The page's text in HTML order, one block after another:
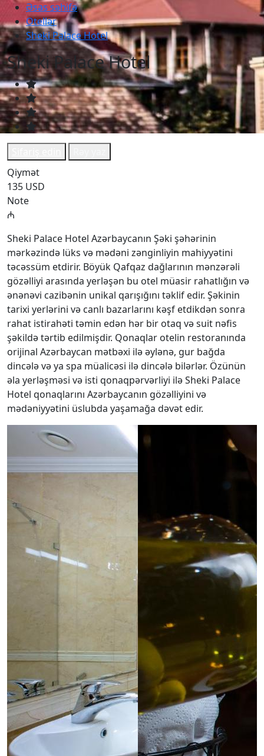
Əsas səhifə
Otellər
Sheki Palace Hotel
Sheki Palace Hotel
Qiymət
135 USD
Note
₼
Sheki Palace Hotel Azərbaycanın Şəki şəhərinin
mərkəzində lüks və mədəni zənginliyin mahiyyətini
təcəssüm etdirir. Böyük Qafqaz dağlarının mənzərəli
gözəlliyi arasında yerləşən bu otel müasir rahatlığın və
ənənəvi cazibənin unikal qarışığını təklif edir. Şəkinin
tarixi yerlərini və canlı bazarlarını kəşf etdikdən sonra
rahat istirahəti təmin edən hər bir otaq və suit nəfis
şəkildə tərtib edilmişdir. Qonaqlar otelin restoranında
orijinal Azərbaycan mətbəxi ilə əylənə, gur bağda
dincələ və ya spa müalicəsi ilə dincələ bilərlər. Özünün
əla yerləşməsi və isti qonaqpərvərliyi ilə Sheki Palace
Hotel qonaqlarını Azərbaycanın gözəlliyini və
mədəniyyətini üslubda yaşamağa dəvət edir.